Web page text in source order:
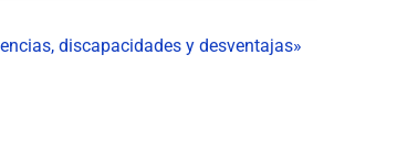
discapacidades y desventajas»